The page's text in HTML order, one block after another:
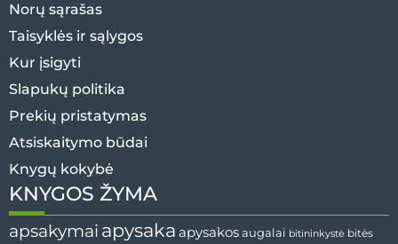
Norų sąrašas
Taisyklės ir sąlygos
Kur įsigyti
Slapukų politika
Prekių pristatymas
Atsiskaitymo būdai
Knygų kokybė
KNYGOS ŽYMA
apsakymai apysaka apysakos augalai bitininkystė bitės